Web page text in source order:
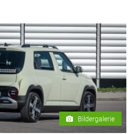
Bildergalerie